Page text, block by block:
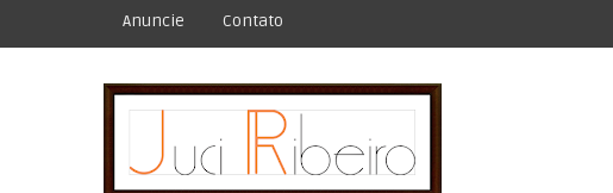
Anuncie Contato